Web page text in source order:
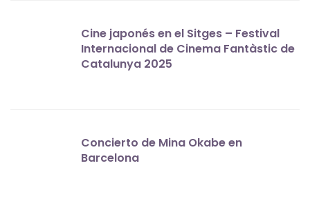
Cine japonés en el Sitges – Festival
Internacional de Cinema Fantàstic de
Catalunya 2025
Concierto de Mina Okabe en
Barcelona